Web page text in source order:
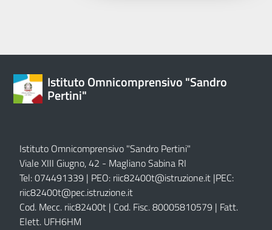
Istituto Omnicomprensivo "Sandro
Pertini"
Istituto Omnicomprensivo "Sandro Pertini"
Viale XIII Giugno, 42 - Magliano Sabina RI
Tel: 074491339 | PEO: riic82400t@istruzione.it |PEC:
riic82400t@pec.istruzione.it
Cod. Mecc. riic82400t | Cod. Fisc. 80005810579 | Fatt.
Elett. UFH6HM